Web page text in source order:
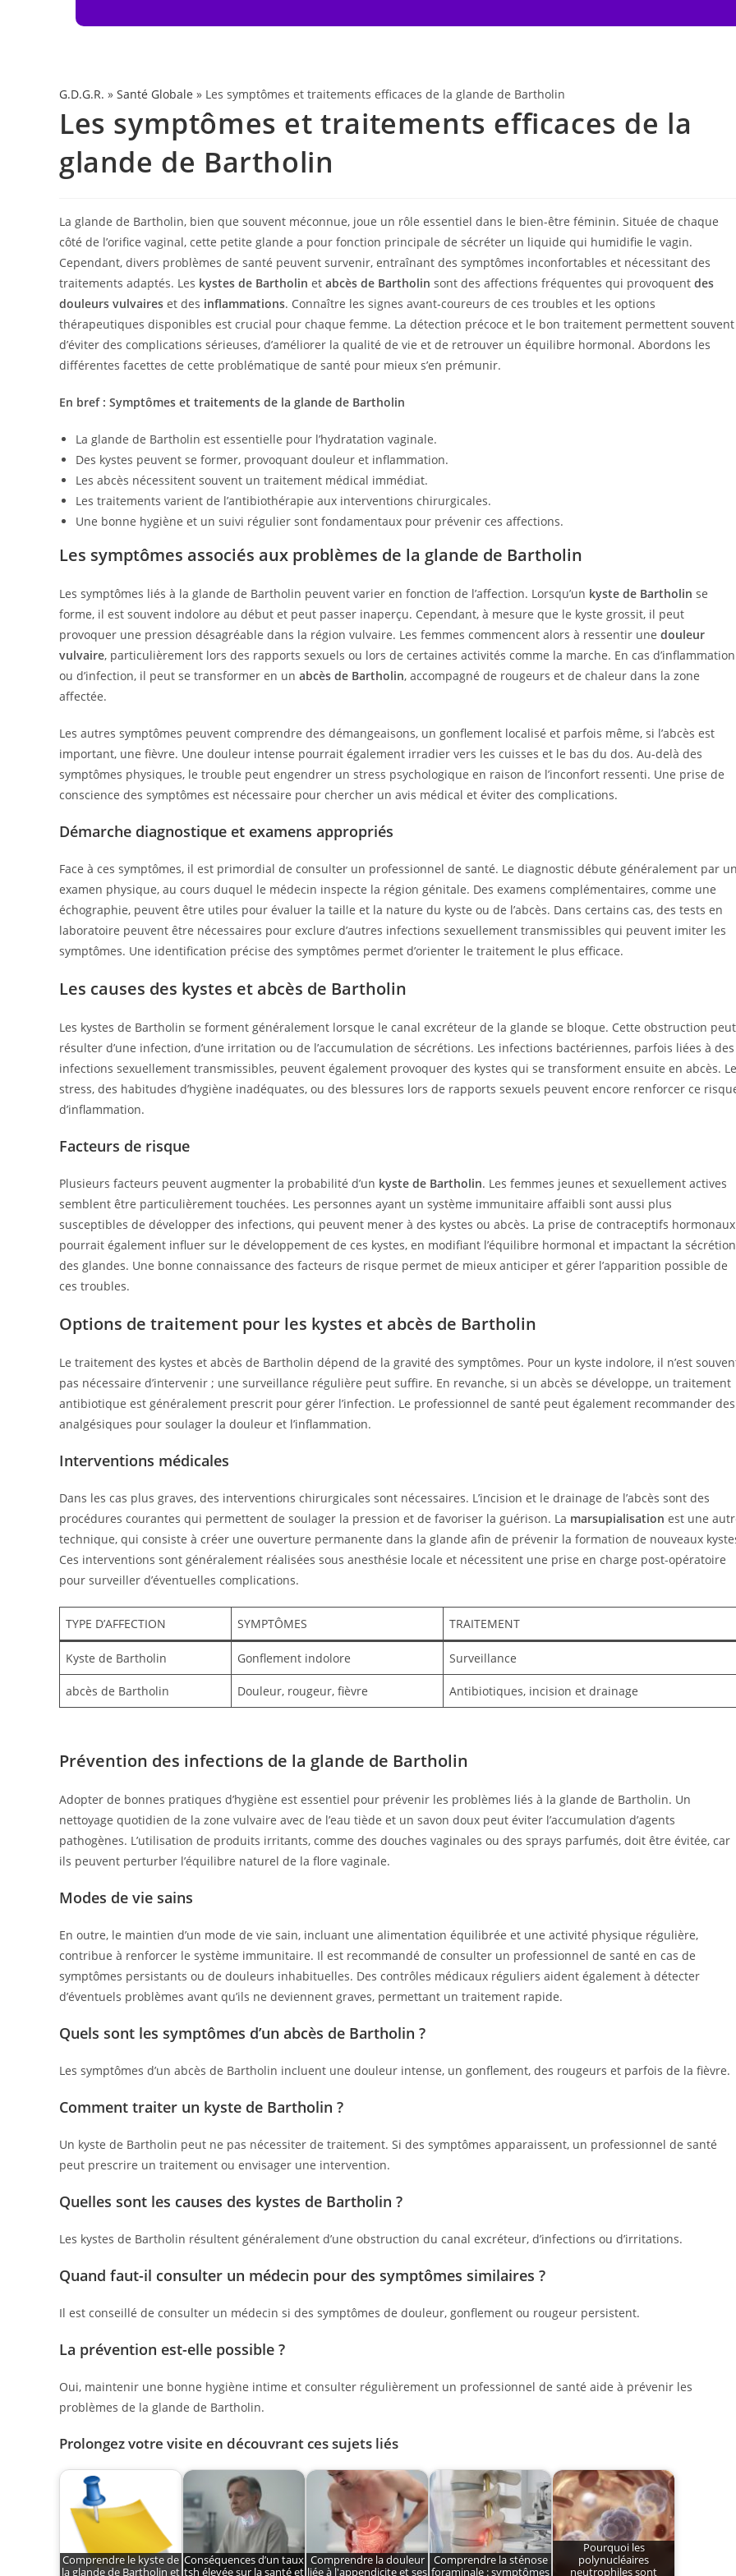
G.D.G.R. » Santé Globale » Les symptômes et traitements efficaces de la glande de Bartholin
Les symptômes et traitements efficaces de la
glande de Bartholin
La glande de Bartholin, bien que souvent méconnue, joue un rôle essentiel dans le bien-être féminin. Située de chaque
côté de l’orifice vaginal, cette petite glande a pour fonction principale de sécréter un liquide qui humidifie le vagin.
Cependant, divers problèmes de santé peuvent survenir, entraînant des symptômes inconfortables et nécessitant des
traitements adaptés. Les kystes de Bartholin et abcès de Bartholin sont des affections fréquentes qui provoquent des
douleurs vulvaires et des inflammations. Connaître les signes avant-coureurs de ces troubles et les options
thérapeutiques disponibles est crucial pour chaque femme. La détection précoce et le bon traitement permettent souvent
d’éviter des complications sérieuses, d’améliorer la qualité de vie et de retrouver un équilibre hormonal. Abordons les
différentes facettes de cette problématique de santé pour mieux s’en prémunir.
En bref : Symptômes et traitements de la glande de Bartholin
La glande de Bartholin est essentielle pour l’hydratation vaginale.
Des kystes peuvent se former, provoquant douleur et inflammation.
Les abcès nécessitent souvent un traitement médical immédiat.
Les traitements varient de l’antibiothérapie aux interventions chirurgicales.
Une bonne hygiène et un suivi régulier sont fondamentaux pour prévenir ces affections.
Les symptômes associés aux problèmes de la glande de Bartholin
Les symptômes liés à la glande de Bartholin peuvent varier en fonction de l’affection. Lorsqu’un kyste de Bartholin se
forme, il est souvent indolore au début et peut passer inaperçu. Cependant, à mesure que le kyste grossit, il peut
provoquer une pression désagréable dans la région vulvaire. Les femmes commencent alors à ressentir une douleur
vulvaire, particulièrement lors des rapports sexuels ou lors de certaines activités comme la marche. En cas d’inflammation
ou d’infection, il peut se transformer en un abcès de Bartholin, accompagné de rougeurs et de chaleur dans la zone
affectée.
Les autres symptômes peuvent comprendre des démangeaisons, un gonflement localisé et parfois même, si l’abcès est
important, une fièvre. Une douleur intense pourrait également irradier vers les cuisses et le bas du dos. Au-delà des
symptômes physiques, le trouble peut engendrer un stress psychologique en raison de l’inconfort ressenti. Une prise de
conscience des symptômes est nécessaire pour chercher un avis médical et éviter des complications.
Démarche diagnostique et examens appropriés
Face à ces symptômes, il est primordial de consulter un professionnel de santé. Le diagnostic débute généralement par
examen physique, au cours duquel le médecin inspecte la région génitale. Des examens complémentaires, comme une
échographie, peuvent être utiles pour évaluer la taille et la nature du kyste ou de l’abcès. Dans certains cas, des tests en
laboratoire peuvent être nécessaires pour exclure d’autres infections sexuellement transmissibles qui peuvent imiter les
symptômes. Une identification précise des symptômes permet d’orienter le traitement le plus efficace.
Les causes des kystes et abcès de Bartholin
Les kystes de Bartholin se forment généralement lorsque le canal excréteur de la glande se bloque. Cette obstruction peut
résulter d’une infection, d’une irritation ou de l’accumulation de sécrétions. Les infections bactériennes, parfois liées à des
infections sexuellement transmissibles, peuvent également provoquer des kystes qui se transforment ensuite en abcès. Le
stress, des habitudes d’hygiène inadéquates, ou des blessures lors de rapports sexuels peuvent encore renforcer ce
d’inflammation.
Facteurs de risque
Plusieurs facteurs peuvent augmenter la probabilité d’un kyste de Bartholin. Les femmes jeunes et sexuellement actives
semblent être particulièrement touchées. Les personnes ayant un système immunitaire affaibli sont aussi plus
susceptibles de développer des infections, qui peuvent mener à des kystes ou abcès. La prise de contraceptifs hormonaux
pourrait également influer sur le développement de ces kystes, en modifiant l’équilibre hormonal et impactant la sécrétion
des glandes. Une bonne connaissance des facteurs de risque permet de mieux anticiper et gérer l’apparition possible de
ces troubles.
Options de traitement pour les kystes et abcès de Bartholin
Le traitement des kystes et abcès de Bartholin dépend de la gravité des symptômes. Pour un kyste indolore, il n’est
pas nécessaire d’intervenir ; une surveillance régulière peut suffire. En revanche, si un abcès se développe, un traitement
antibiotique est généralement prescrit pour gérer l’infection. Le professionnel de santé peut également recommander des
analgésiques pour soulager la douleur et l’inflammation.
Interventions médicales
Dans les cas plus graves, des interventions chirurgicales sont nécessaires. L’incision et le drainage de l’abcès sont des
procédures courantes qui permettent de soulager la pression et de favoriser la guérison. La marsupialisation est une
technique, qui consiste à créer une ouverture permanente dans la glande afin de prévenir la formation de nouveaux
Ces interventions sont généralement réalisées sous anesthésie locale et nécessitent une prise en charge post-opératoire
pour surveiller d’éventuelles complications.
TYPE D’AFFECTION SYMPTÔMES TRAITEMENT
Kyste de Bartholin Gonflement indolore Surveillance
abcès de Bartholin Douleur, rougeur, fièvre Antibiotiques, incision et drainage
Prévention des infections de la glande de Bartholin
Adopter de bonnes pratiques d’hygiène est essentiel pour prévenir les problèmes liés à la glande de Bartholin. Un
nettoyage quotidien de la zone vulvaire avec de l’eau tiède et un savon doux peut éviter l’accumulation d’agents
pathogènes. L’utilisation de produits irritants, comme des douches vaginales ou des sprays parfumés, doit être évitée, car
ils peuvent perturber l’équilibre naturel de la flore vaginale.
Modes de vie sains
En outre, le maintien d’un mode de vie sain, incluant une alimentation équilibrée et une activité physique régulière,
contribue à renforcer le système immunitaire. Il est recommandé de consulter un professionnel de santé en cas de
symptômes persistants ou de douleurs inhabituelles. Des contrôles médicaux réguliers aident également à détecter
d’éventuels problèmes avant qu’ils ne deviennent graves, permettant un traitement rapide.
Quels sont les symptômes d’un abcès de Bartholin ?
Les symptômes d’un abcès de Bartholin incluent une douleur intense, un gonflement, des rougeurs et parfois de la fièvre.
Comment traiter un kyste de Bartholin ?
Un kyste de Bartholin peut ne pas nécessiter de traitement. Si des symptômes apparaissent, un professionnel de santé
peut prescrire un traitement ou envisager une intervention.
Quelles sont les causes des kystes de Bartholin ?
Les kystes de Bartholin résultent généralement d’une obstruction du canal excréteur, d’infections ou d’irritations.
Quand faut-il consulter un médecin pour des symptômes similaires ?
Il est conseillé de consulter un médecin si des symptômes de douleur, gonflement ou rougeur persistent.
La prévention est-elle possible ?
Oui, maintenir une bonne hygiène intime et consulter régulièrement un professionnel de santé aide à prévenir les
problèmes de la glande de Bartholin.
Prolongez votre visite en découvrant ces sujets liés
Comprendre le kyste de
la glande de Bartholin et
Conséquences d’un taux
tsh élevée sur la santé et
Comprendre la douleur
liée à l'appendicite et ses
Comprendre la sténose
foraminale : symptômes
Pourquoi les
polynucléaires
neutrophiles sont